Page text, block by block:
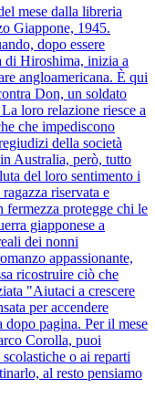
mese dalla libreria
Giappone, 1945.
dopo essere
di Hiroshima, inizia a
angloamericana. È qui
Don, un soldato
loro relazione riesce a
che impediscono
della società
Australia, però, tutto
del loro sentimento i
riservata e
fermezza protegge chi le
giapponese a
dei nonni
appassionante,
ricostruire ciò che
"Aiutaci a crescere
per accendere
pagina. Per il mese
Corolla, puoi
o ai reparti
al resto pensiamo